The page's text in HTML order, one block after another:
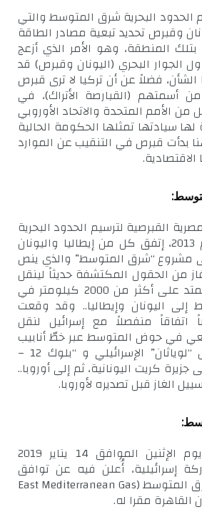
البحرية شرق المتوسط والتي
وقبرص تحديد تبعية مصادر الطاقة
المنطقة، وهو الأمر الذي أزعج
الجوار البحري (اليونان وقبرص) قد
فضلاً عن أن تركيا لا ترى قبرص
أسمتهم (القبارصة الأتراك)، في
الأمم المتحدة والاتحاد الأوروبي
سيادتها تمثلها الحكومة الحالية
بدأت قبرص في التنقيب عن الموارد
القبرصية لترسيم الحدود البحرية
وتقاسم الموارد عام 2013، إتفق كل من إيطاليا واليونان
مشروع “شرق المتوسط” والذي ينص
من الحقول المكتشفة حديثاً لينقل
خط الأنابيب الذي سيمتد على أكثر من 2000 كيلومتر في
اليونان وإيطاليا.. وقد وقعت
اتفاقاً منفصلاً مع إسرائيل لنقل
في حوض المتوسط عبر خطّ أنابيب
تحت الماء من حوض “لوياثان” الإسرائيلي و “بلوك 12 –
كريت اليونانية، ثم إلى أوروبا..
الغاز قبل تصديره لأوروبا.
استضافت القاهرة يوم الإثنين الموافق 14 يناير 2019
إسرائيلية، أُعلن فيه عن توافق
لإنشاء “منتدى غاز شرق المتوسط (East Mediterranean Gas